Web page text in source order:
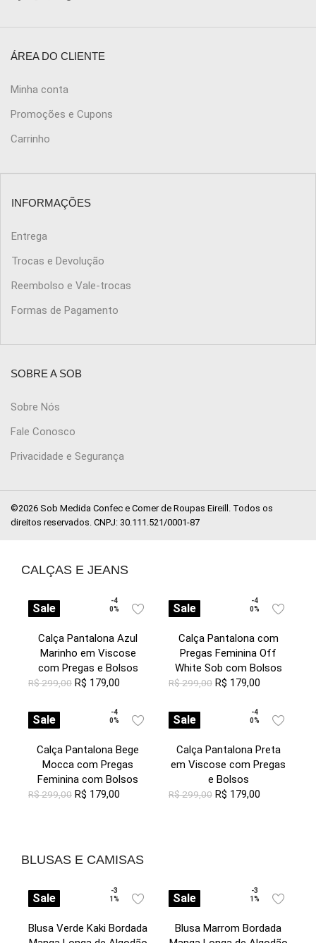
ÁREA DO CLIENTE
Minha conta
Promoções e Cupons
Carrinho
INFORMAÇÕES
Entrega
Trocas e Devolução
Reembolso e Vale-trocas
Formas de Pagamento
SOBRE A SOB
Sobre Nós
Fale Conosco
Privacidade e Segurança
©2026 Sob Medida Confec e Comer de Roupas Eireill. Todos os
direitos reservados. CNPJ: 30.111.521/0001-87
CALÇAS E JEANS
Sale
-4
0%
Calça Pantalona Azul
Marinho em Viscose
com Pregas e Bolsos
R$299,00 R$ 179,00
Sale
-4
0%
Calça Pantalona com
Pregas Feminina Off
White Sob com Bolsos
R$299,00 R$ 179,00
Sale
-4
0%
Calça Pantalona Bege
Mocca com Pregas
Feminina com Bolsos
R$299,00 R$ 179,00
Sale
-4
0%
Calça Pantalona Preta
em Viscose com Pregas
e Bolsos
R$299,00 R$ 179,00
BLUSAS E CAMISAS
Sale
-3
1%
Blusa Verde Kaki Bordada
Sale
-3
1%
Blusa Marrom Bordada